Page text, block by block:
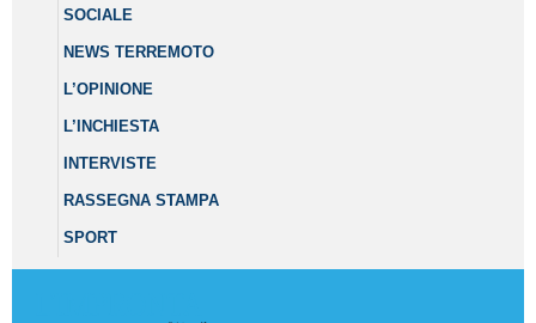
SOCIALE
NEWS TERREMOTO
L’OPINIONE
L’INCHIESTA
INTERVISTE
RASSEGNA STAMPA
SPORT